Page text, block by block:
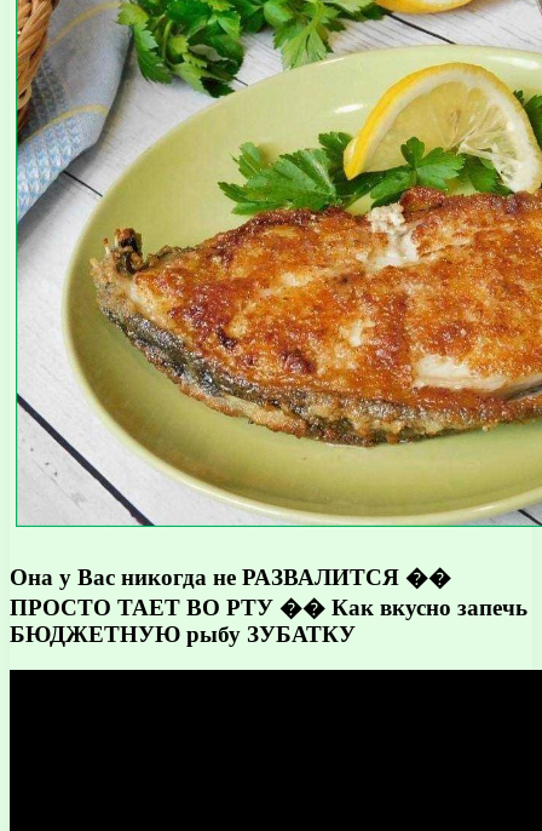
Она у Вас никогда не РАЗВАЛИТСЯ ��
ПРОСТО ТАЕТ ВО РТУ �� Как вкусно запечь
БЮДЖЕТНУЮ рыбу ЗУБАТКУ